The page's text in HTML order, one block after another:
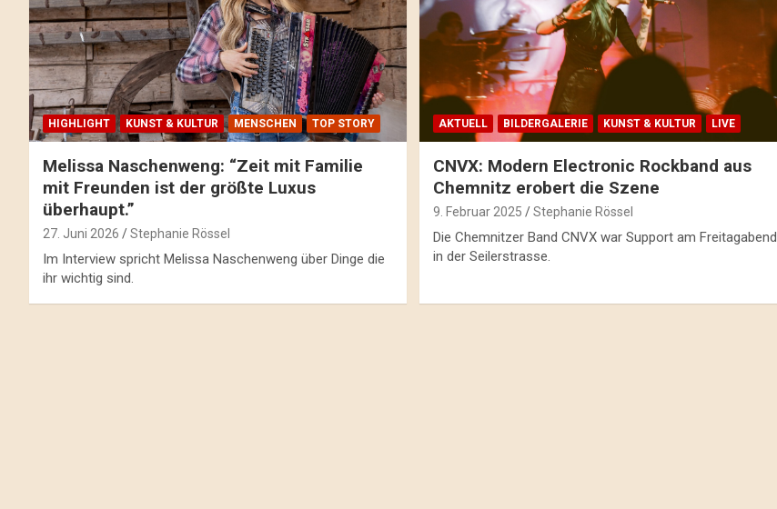
HIGHLIGHT KUNST & KULTUR MENSCHEN TOP STORY
Melissa Naschenweng: “Zeit mit Familie
mit Freunden ist der größte Luxus
überhaupt.”
27. Juni 2026 Stephanie Rössel
Im Interview spricht Melissa Naschenweng über Dinge die
ihr wichtig sind.
AKTUELL BILDERGALERIE KUNST & KULTUR LIVE
CNVX: Modern Electronic Rockband aus
Chemnitz erobert die Szene
9. Februar 2025 Stephanie Rössel
Die Chemnitzer Band CNVX war Support am Freitagabend
in der Seilerstrasse.